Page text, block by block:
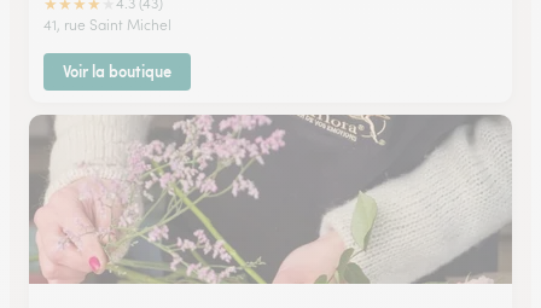
41, rue Saint Michel
Voir la boutique